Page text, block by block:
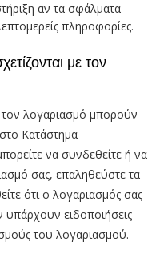
αν τα σφάλματα
πληροφορίες.
με τον
λογαριασμό μπορούν
Κατάστημα
να συνδεθείτε ή να
σας, επαληθεύστε τα
ότι ο λογαριασμός σας
υπάρχουν ειδοποιήσεις
του λογαριασμού.